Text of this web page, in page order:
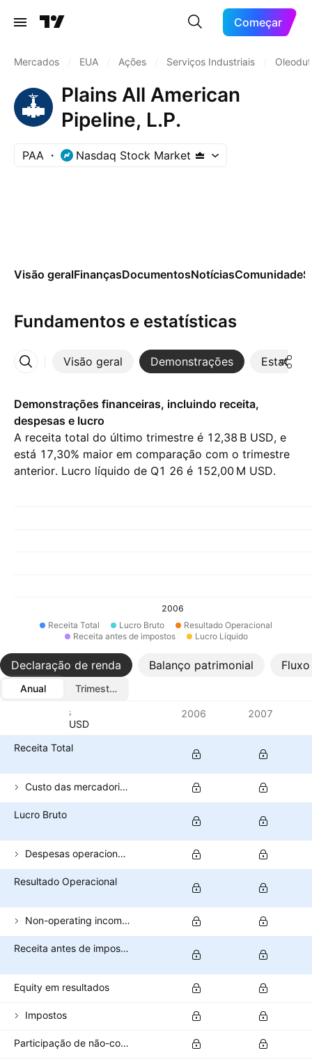
Começar
Mercados EUA Ações Serviços Industriais
Plains All American
Pipeline, L.P.
PAA Nasdaq Stock Market
Visão geralFinançasDocumentosNotíciasComunidade
Fundamentos e estatísticas
Visão geral Demonstrações
Mais
Demonstrações financeiras, incluindo receita,
despesas e lucro
A receita total do último trimestre é ‪12,38 B‬ USD, e
está 17,30% maior em comparação com o trimestre
anterior. Lucro líquido de Q1 26 é ‪152,00 M‬ USD.
2006
Receita Total
Lucro Bruto
Resultado Operacional
Receita antes de impostos
Lucro Líquido
Declaração de renda Balanço patrimonial
Anual
Trimestral
Métricas
Moeda: USD
2006 2007
Receita Total
Custo das mercadorias vendidas
Lucro Bruto
Despesas operacionais (excl. CPV)
Resultado Operacional
Non-operating income (total)
Receita antes de impostos
Equity em resultados
Impostos
Participação de não-controladores/minoritários